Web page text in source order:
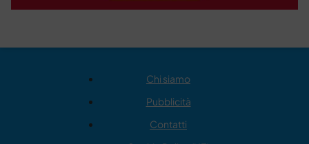
Chi siamo
Pubblicità
Contatti